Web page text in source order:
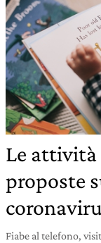
Le attività
proposte
Fiabe al telefono,